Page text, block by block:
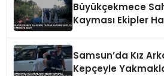
Büyükçekmece
Kayması Ekipler
Samsun’da Kız
Kepçeyle